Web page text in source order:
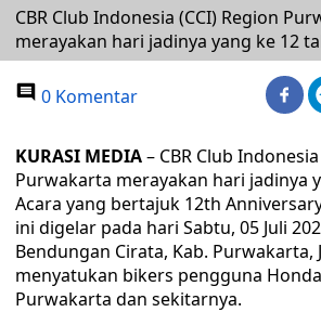
CBR Club Indonesia (CCI) Region
merayakan hari jadinya yang ke 12
0 Komentar
KURASI MEDIA– CBR Club
Purwakarta merayakan hari jadinya
Acara yang bertajuk 12th
ini digelar pada hari Sabtu, 05 Juli
Bendungan Cirata, Kab. Purwakarta,
menyatukan bikers pengguna
Purwakarta dan sekitarnya.